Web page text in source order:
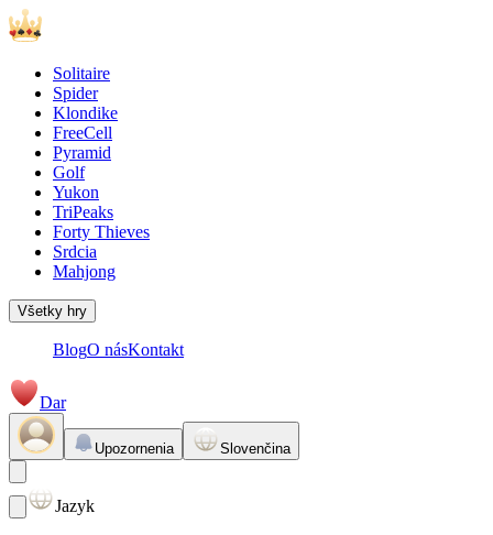
Solitaire
Spider
Klondike
FreeCell
Pyramid
Golf
Yukon
TriPeaks
Forty Thieves
Srdcia
Mahjong
Všetky hry
BlogO násKontakt
Dar
Upozornenia Slovenčina
Jazyk